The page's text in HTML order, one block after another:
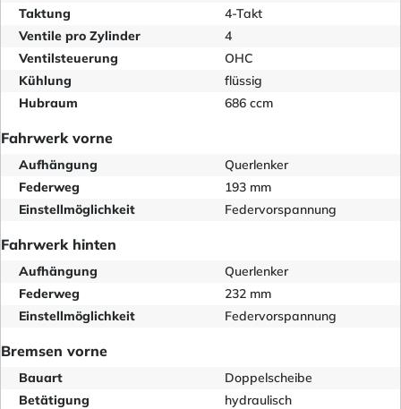
Taktung
4-Takt
Ventile pro Zylinder
4
Ventilsteuerung
OHC
Kühlung
flüssig
Hubraum
686 ccm
Fahrwerk vorne
Aufhängung
Querlenker
Federweg
193 mm
Einstellmöglichkeit
Federvorspannung
Fahrwerk hinten
Aufhängung
Querlenker
Federweg
232 mm
Einstellmöglichkeit
Federvorspannung
Bremsen vorne
Bauart
Doppelscheibe
Betätigung
hydraulisch